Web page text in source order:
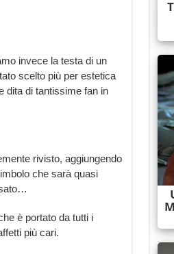
invece la testa di un
scelto più per estetica
dita di tantissime fan in
rivisto, aggiungendo
che sarà quasi
è portato da tutti i
più cari.